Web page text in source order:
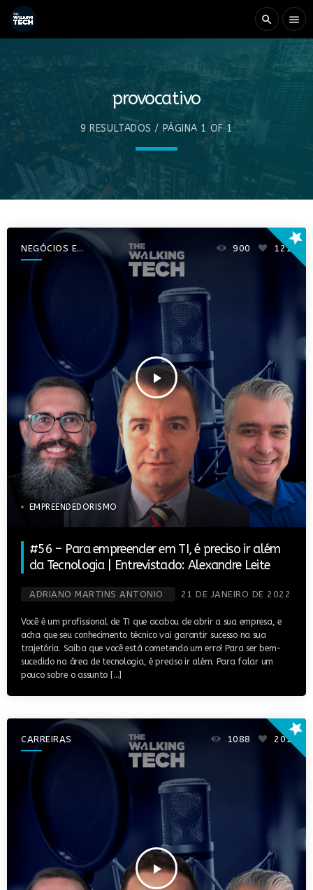
search menu
provocativo
9 RESULTADOS / PÁGINA 1 OF 1
NEGÓCIOS E
EMPREENDEDORISMO
play_arrow
900 121
EMPREENDEDORISMO
star
#56 – Para empreender em TI, é preciso ir além
da Tecnologia | Entrevistado: Alexandre Leite
ADRIANO MARTINS ANTONIO 21 DE JANEIRO DE 2022
Você é um profissional de TI que acabou de abrir a sua empresa, e
acha que seu conhecimento técnico vai garantir sucesso na sua
trajetória. Saiba que você está cometendo um erro! Para ser bem-
sucedido na área de tecnologia, é preciso ir além. Para falar um
pouco sobre o assunto […]
CARREIRAS
play_arrow
1088 201star